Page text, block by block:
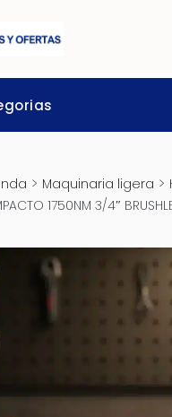
> Maquinaria ligera >
1750NM 3/4″